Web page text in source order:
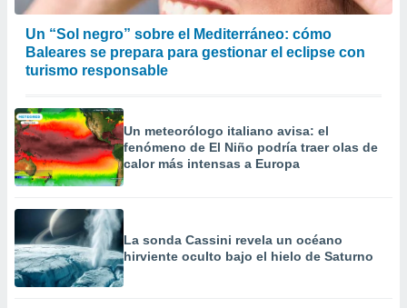
Un “Sol negro” sobre el Mediterráneo: cómo
Baleares se prepara para gestionar el eclipse con
turismo responsable
Un meteorólogo italiano avisa: el
fenómeno de El Niño podría traer olas de
calor más intensas a Europa
La sonda Cassini revela un océano
hirviente oculto bajo el hielo de Saturno